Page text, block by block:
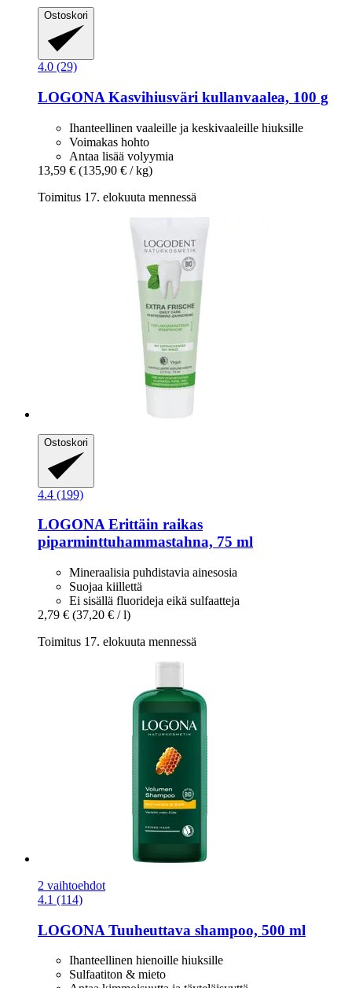
Ostoskori
4.0 (29)
LOGONA Kasvihiusväri kullanvaalea, 100 g
Ihanteellinen vaaleille ja keskivaaleille hiuksille
Voimakas hohto
Antaa lisää volyymia
13,59 € (135,90 € / kg)
Toimitus 17. elokuuta mennessä
Ostoskori
4.4 (199)
LOGONAErittäin raikas
piparminttuhammastahna, 75 ml
Mineraalisia puhdistavia ainesosia
Suojaa kiillettä
Ei sisällä fluorideja eikä sulfaatteja
2,79 € (37,20 € / l)
Toimitus 17. elokuuta mennessä
2 vaihtoehdot
4.1 (114)
LOGONA Tuuheuttava shampoo, 500 ml
Ihanteellinen hienoille hiuksille
Sulfaatiton & mieto